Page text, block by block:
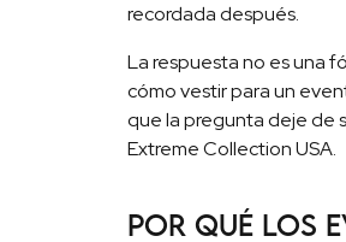
recordada después.
La respuesta no es una
cómo vestir para un
que la pregunta deje de
Extreme Collection USA.
Por qué los